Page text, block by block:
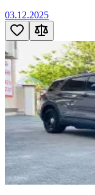
03.12.2025